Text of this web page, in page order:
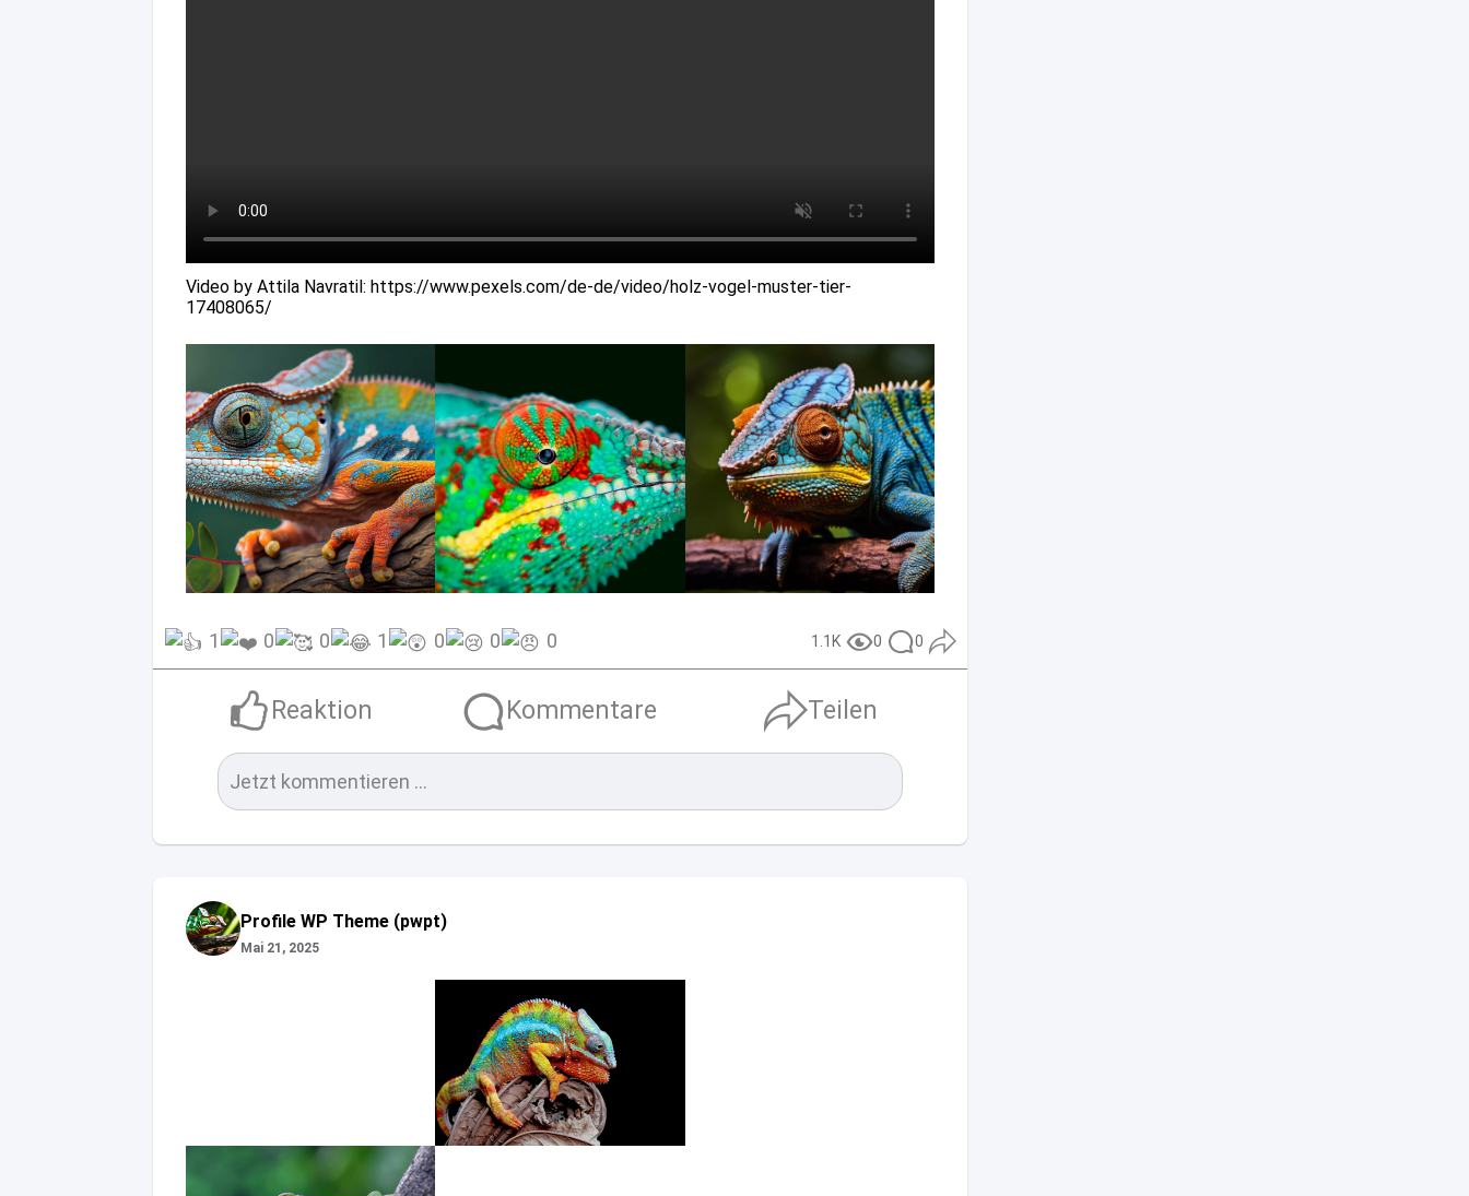
Video by Attila Navratil: https://www.pexels.com/de-de/video/holz-vogel-muster-tier-
17408065/
1 0 0 1 0 0 0 1.1K 0 0
Reaktion Kommentare Teilen
Jetzt kommentieren ...
Profile WP Theme (pwpt)
Mai 21, 2025